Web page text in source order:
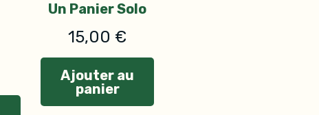
Un Panier Solo
15,00 €
Ajouter au
panier